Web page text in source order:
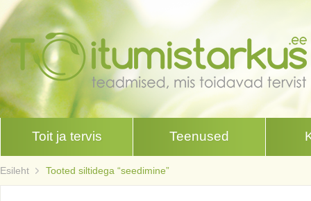
Toit ja tervis Teenused
Esileht Tooted siltidega “seedimine”